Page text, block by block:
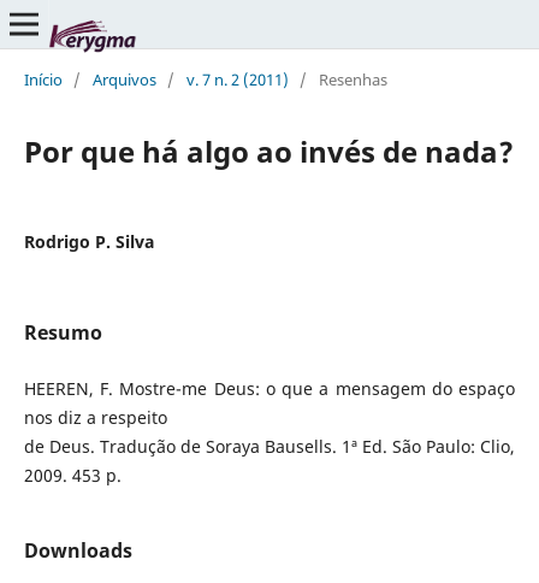
Início / Arquivos / v. 7 n. 2 (2011) / Resenhas
Por que há algo ao invés de nada?
Rodrigo P. Silva
Resumo
HEEREN, F. Mostre-me Deus: o que a mensagem do espaço
nos diz a respeito
de Deus. Tradução de Soraya Bausells. 1ª Ed. São Paulo: Clio,
2009. 453 p.
Downloads